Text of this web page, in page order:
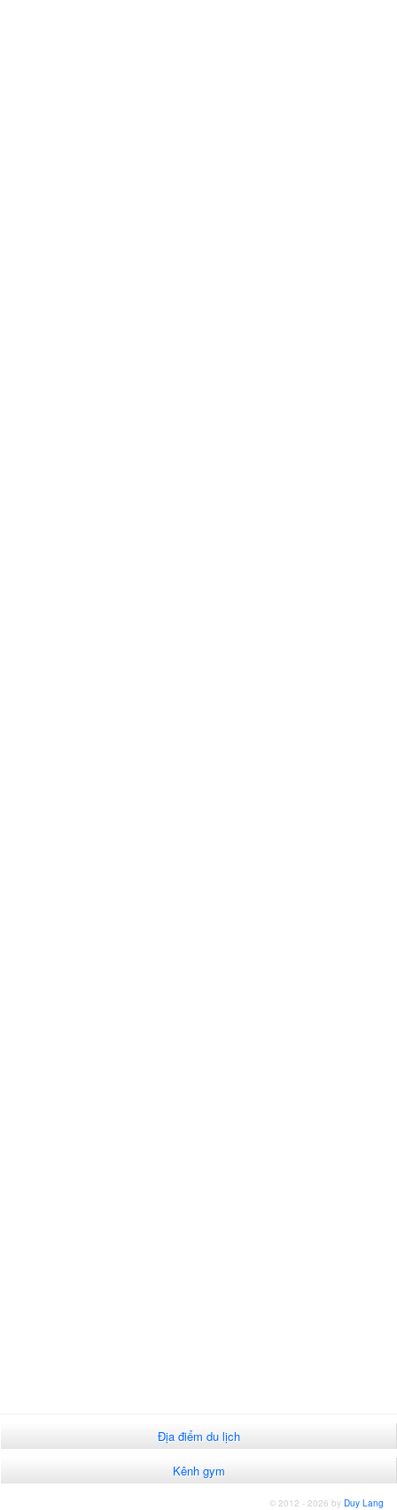
Địa điểm du lịch
Kênh gym
© 2012 - 2026 by Duy Lang